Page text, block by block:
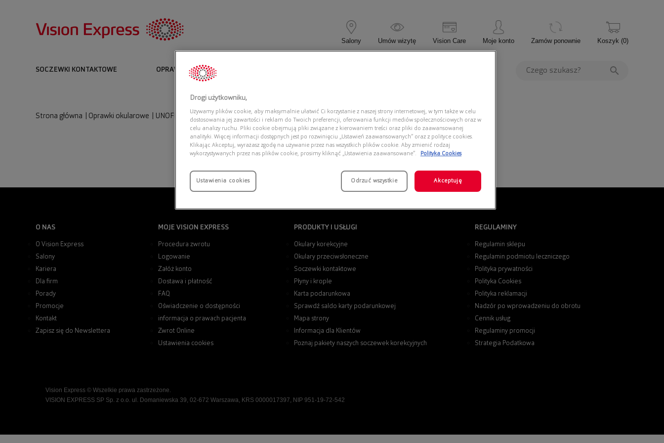
Salony Umów wizytę Vision Care Moje konto Zamów ponownie Koszyk (0)
SOCZEWKI KONTAKTOWE OPRAWKI I OKULARY KOREKCYJNE
Strona główna Oprawki okularowe UNOFFICIAL UNOF0465 NZ00
O NAS
O Vision Express
Salony
Kariera
Dla firm
Porady
Promocje
Kontakt
Zapisz się do Newslettera
MOJE VISION EXPRESS
Procedura zwrotu
Logowanie
Załóż konto
Dostawa i płatność
FAQ
Oświadczenie o dostępności
informacja o prawach pacjenta
Zwrot Online
Ustawienia cookies
PRODUKTY I USŁUGI
Okulary korekcyjne
Okulary przeciwsłoneczne
Soczewki kontaktowe
Płyny i krople
Karta podarunkowa
Sprawdź saldo karty podarunkowej
Mapa strony
Informacja dla Klientów
Poznaj pakiety naszych soczewek korekcyjnych
REGULAMINY
Regulamin sklepu
Regulamin podmiotu leczniczego
Polityka prywatności
Polityka Cookies
Polityka reklamacji
Nadzór po wprowadzeniu do obrotu
Cennik usług
Regulaminy promocji
Strategia Podatkowa
Vision Express © Wszelkie prawa zastrzeżone.
VISION EXPRESS SP Sp. z o.o. ul. Domaniewska 39, 02-672 Warszawa, KRS 0000017397, NIP 951-19-72-542
Drogi użytkowniku,
Używamy plików cookie, aby maksymalnie ułatwić Ci korzystanie z naszej strony internetowej, w tym także w celu
dostosowania jej zawartości i reklam do Twoich preferencji, oferowania funkcji mediów społecznościowych oraz w
celu analizy ruchu. Pliki cookie obejmują pliki związane z kierowaniem treści oraz pliki do zaawansowanej
analityki. Więcej informacji dostępnych jest po rozwinięciu „Ustawień zaawansowanych” oraz z polityce cookies.
Klikając Akceptuj, wyrażasz zgodę na używanie przez nas wszystkich plików cookie. Aby zmienić rodzaj
wykorzystywanych przez nas plików cookie, prosimy kliknąć „Ustawienia zaawansowane”.
Polityka Cookies
Ustawienia cookies Odrzuć wszystkie Akceptuję